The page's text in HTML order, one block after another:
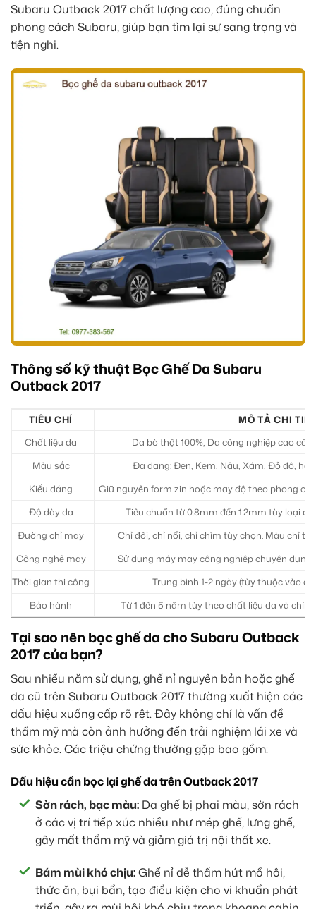
Subaru Outback 2017 chất lượng cao, đúng chuẩn
phong cách Subaru, giúp bạn tìm lại sự sang trọng và
tiện nghi.
Thông số kỹ thuật Bọc Ghế Da Subaru
Outback 2017
TIÊU CHÍ
MÔ TẢ CHI TIẾT
Chất liệu da
Da bò thật 100%, Da công nghiệp cao cấp
Màu sắc
Đa dạng: Đen, Kem, Nâu, Xám, Đỏ đô,
Kiểu dáng
Giữ nguyên form zin hoặc may độ theo phong
Độ dày da
Tiêu chuẩn từ 0.8mm đến 1.2mm tùy loại
Đường chỉ may
Chỉ đôi, chỉ nổi, chỉ chìm tùy chọn. Màu chỉ
Công nghệ may
Sử dụng máy may công nghiệp chuyên
Thời gian thi công
Trung bình 1-2 ngày (tùy thuộc vào
Bảo hành
Từ 1 đến 5 năm tùy theo chất liệu da và
Tại sao nên bọc ghế da cho Subaru Outback
2017 của bạn?
Sau nhiều năm sử dụng, ghế nỉ nguyên bản hoặc ghế
da cũ trên Subaru Outback 2017 thường xuất hiện các
dấu hiệu xuống cấp rõ rệt. Đây không chỉ là vấn đề
thẩm mỹ mà còn ảnh hưởng đến trải nghiệm lái xe và
sức khỏe. Các triệu chứng thường gặp bao gồm:
Dấu hiệu cần bọc lại ghế da trên Outback 2017
Sờn rách, bạc màu: Da ghế bị phai màu, sờn rách
ở các vị trí tiếp xúc nhiều như mép ghế, lưng ghế,
gây mất thẩm mỹ và giảm giá trị nội thất xe.
Bám mùi khó chịu:Ghế nỉ dễ thấm hút mồ hôi,
thức ăn, bụi bẩn, tạo điều kiện cho vi khuẩn phát